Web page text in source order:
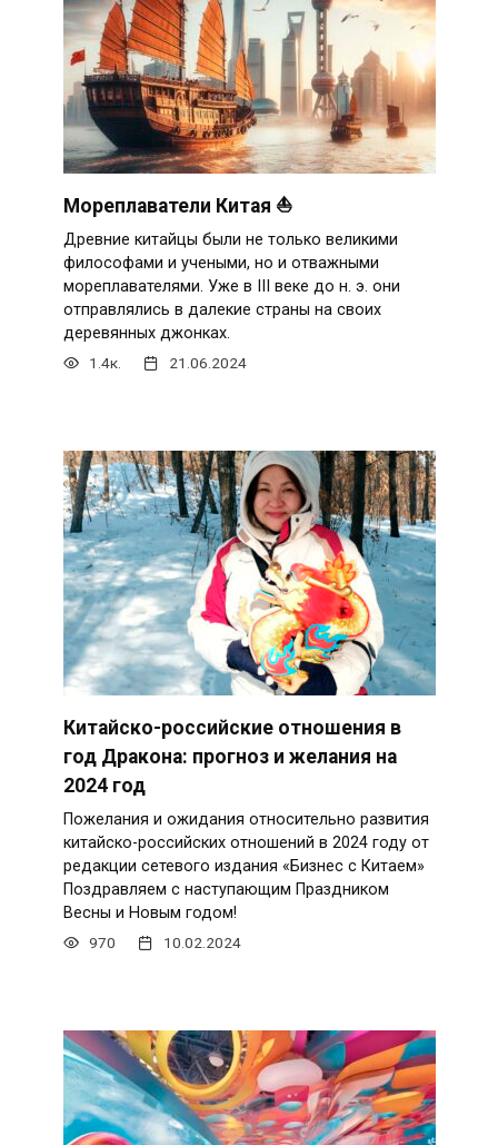
Мореплаватели Китая ⛵
Древние китайцы были не только великими
философами и учеными, но и отважными
мореплавателями. Уже в III веке до н. э. они
отправлялись в далекие страны на своих
деревянных джонках.
1.4к. 21.06.2024
Китайско-российские отношения в
год Дракона: прогноз и желания на
2024 год
Пожелания и ожидания относительно развития
китайско-российских отношений в 2024 году от
редакции сетевого издания «Бизнес с Китаем»
Поздравляем с наступающим Праздником
Весны и Новым годом!
970 10.02.2024